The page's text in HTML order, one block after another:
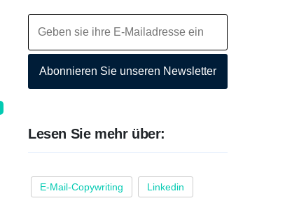
Abonnieren Sie unseren Newsletter
Lesen Sie mehr über:
E-Mail-Copywriting Linkedin